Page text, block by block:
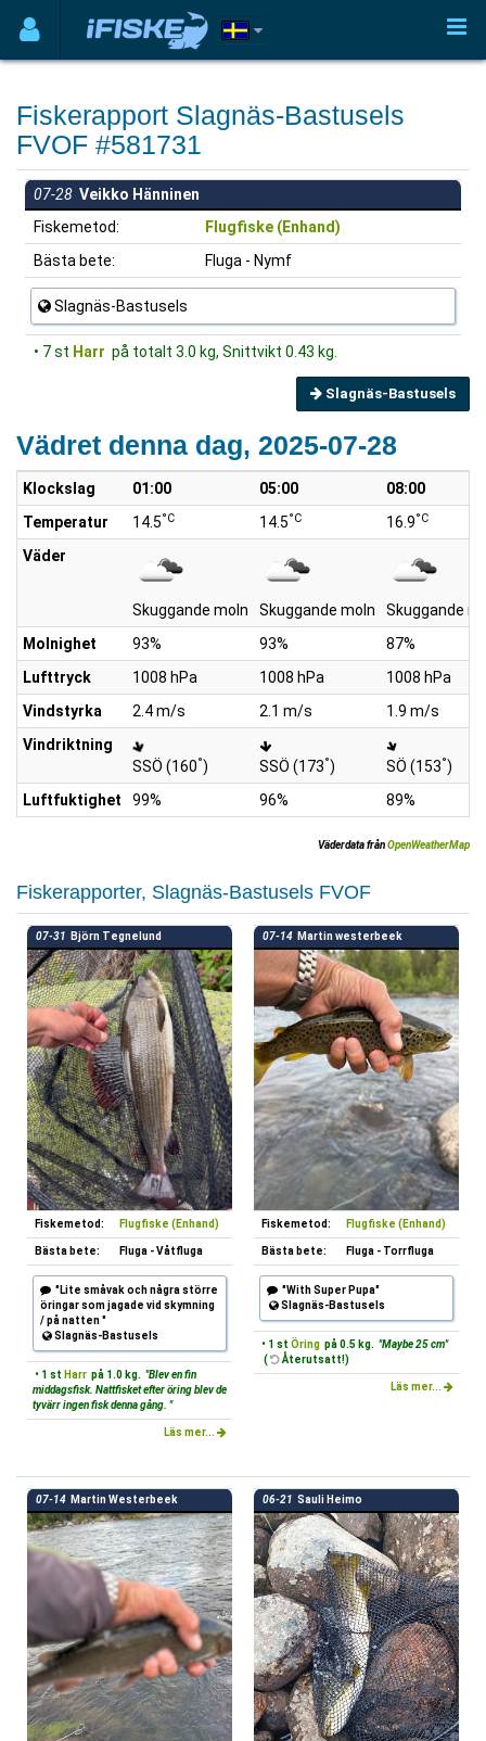
Fiskerapport Slagnäs-Bastusels
FVOF #581731
07-28 Veikko Hänninen
Fiskemetod:
Flugfiske (Enhand)
Bästa bete:
Fluga - Nymf
Slagnäs-Bastusels
• 7 st Harr på totalt 3.0 kg, Snittvikt 0.43 kg.
Slagnäs-Bastusels
Vädret denna dag, 2025-07-28
Klockslag 01:00 05:00
08:00
Temperatur
14.5°C 14.5°C 16.9°C
Väder
Skuggande moln Skuggande moln
Skuggande
Molnighet
93% 93%
87%
Lufttryck
1008 hPa 1008 hPa
1008 hPa
Vindstyrka
2.4 m/s 2.1 m/s
1.9 m/s
Vindriktning
SSÖ (160°) SSÖ (173°) SÖ (153°)
Luftfuktighet
99% 96% 89%
Väderdata frånOpenWeatherMap
Fiskerapporter, Slagnäs-Bastusels FVOF
07-31 Björn Tegnelund
Fiskemetod: Flugfiske (Enhand)
Bästa bete: Fluga - Våtfluga
"Lite småvak och några större
öringar som jagade vid skymning
/ på natten "
Slagnäs-Bastusels
• 1 st Harr på 1.0 kg. "Blev en fin
middagsfisk. Nattfisket efter öring blev de
tyvärr ingen fisk denna gång. "
Läs mer...
07-14 Martin westerbeek
Fiskemetod: Flugfiske (Enhand)
Bästa bete: Fluga - Torrfluga
"With Super Pupa"
Slagnäs-Bastusels
• 1 st Öring på 0.5 kg. "Maybe 25 cm"
(
Återutsatt!)
Läs mer...
07-14 Martin Westerbeek 06-21 Sauli Heimo